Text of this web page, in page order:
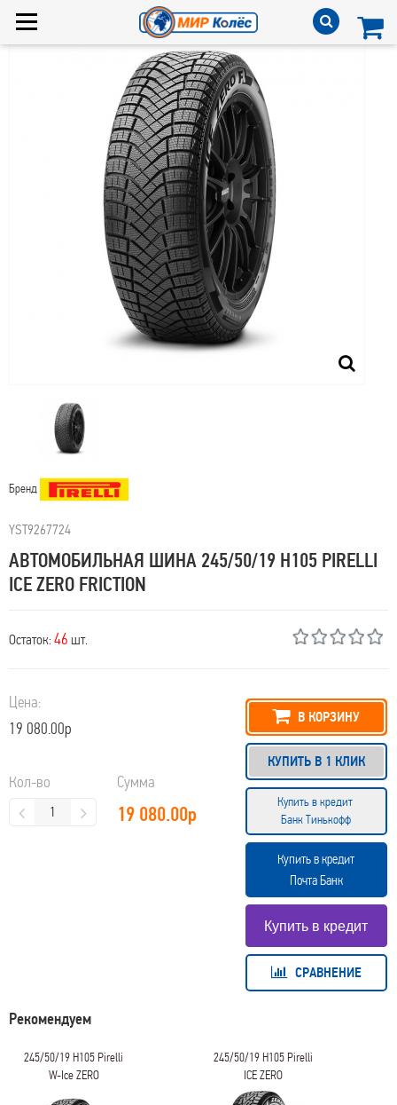
Бренд
YST9267724
АВТОМОБИЛЬНАЯ ШИНА 245/50/19 H105 PIRELLI
ICE ZERO FRICTION
Остаток: 46 шт.
Цена:
19 080.00р
Кол-во Сумма
19 080.00р
В КОРЗИНУ
КУПИТЬ В 1 КЛИК
Купить в кредит
Банк Тинькофф
Купить в кредит
Почта Банк
СРАВНЕНИЕ
Рекомендуем
245/50/19 H105 Pirelli
W-Ice ZERO
245/50/19 H105 Pirelli
ICE ZERO